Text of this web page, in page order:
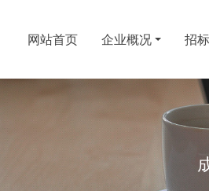
网站首页 企业概况 招